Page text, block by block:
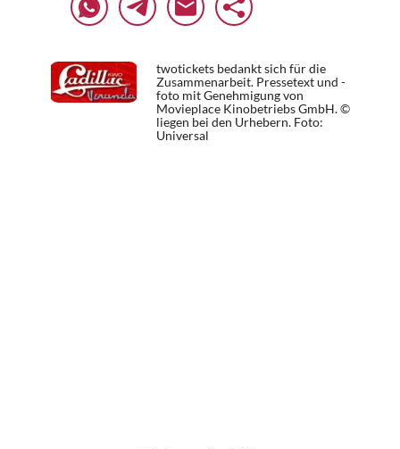
twotickets bedankt sich für die
Zusammenarbeit. Pressetext und -
foto mit Genehmigung von
Movieplace Kinobetriebs GmbH. ©
liegen bei den Urhebern. Foto:
Universal